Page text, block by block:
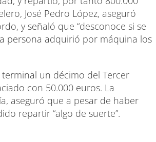
José Pedro López, aseguró
y señaló que “desconoce si se
persona adquirió por máquina los
un décimo del Tercer
con 50.000 euros. La
aseguró que a pesar de haber
repartir “algo de suerte”.